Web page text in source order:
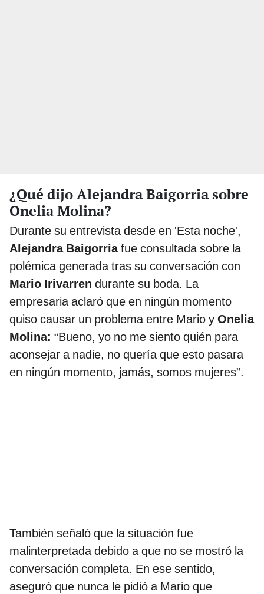
¿Qué dijo Alejandra Baigorria sobre
Onelia Molina?
Durante su entrevista desde en 'Esta noche',
Alejandra Baigorriafue consultada sobre la
polémica generada tras su conversación con
Mario Irivarren durante su boda. La
empresaria aclaró que en ningún momento
quiso causar un problema entre Mario y Onelia
Molina: “Bueno, yo no me siento quién para
aconsejar a nadie, no quería que esto pasara
en ningún momento, jamás, somos mujeres”.
También señaló que la situación fue
malinterpretada debido a que no se mostró la
conversación completa. En ese sentido,
aseguró que nunca le pidió a Mario que